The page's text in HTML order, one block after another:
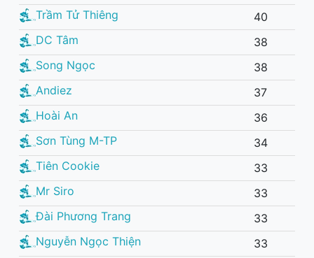
Trầm Tử Thiêng
40
DC Tâm
38
Song Ngọc
38
Andiez
37
Hoài An
36
Sơn Tùng M-TP
34
Tiên Cookie
33
Mr Siro
33
Đài Phương Trang
33
Nguyễn Ngọc Thiện
33